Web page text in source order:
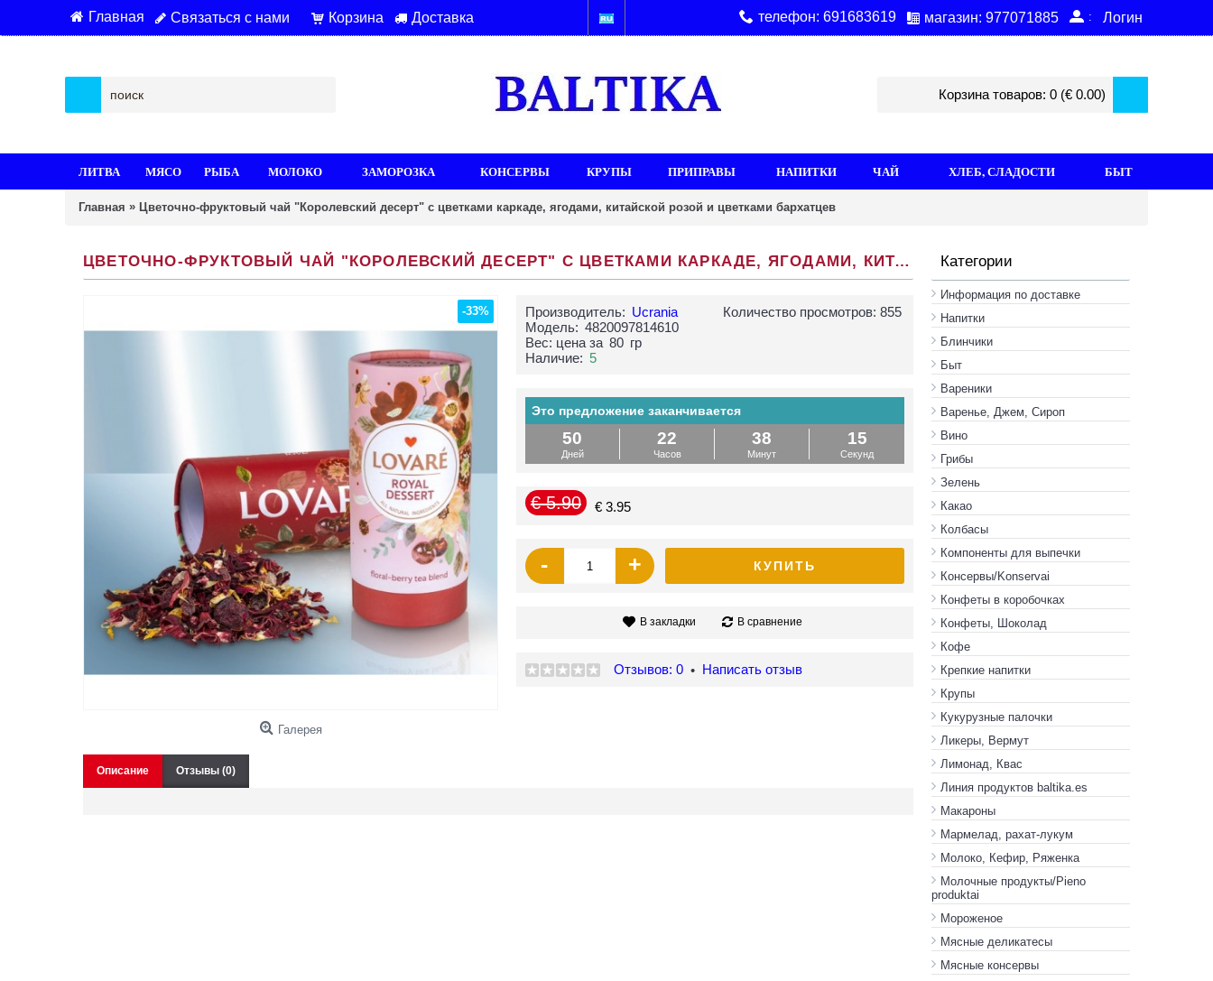
Главная Связаться с нами Корзина Доставка телефон: 691683619 магазин: 977071885 : Логин
Корзина товаров: 0 (€ 0.00)
ЛИТВА МЯСО РЫБА МОЛОКО ЗАМОРОЗКА КОНСЕРВЫ КРУПЫ ПРИПРАВЫ НАПИТКИ ЧАЙ ХЛЕБ, СЛАДОСТИ БЫТ
Главная » Цветочно-фруктовый чай "Королевский десерт" с цветками каркаде, ягодами, китайской розой и цветками бархатцев
Категории
Информация по доставке
Hапитки
Блинчики
Быт
Вареники
Варенье, Джем, Сироп
Вино
Грибы
Зелень
Какао
Колбасы
Компоненты для выпечки
Консервы/Konservai
Конфеты в кoробочках
Конфеты, Шоколад
Кофе
Крепкие напитки
Крупы
Кукурузные палочки
Ликеры, Вермут
Лимонад, Квас
Линия продуктов baltika.es
Макароны
Мармелад, рахат-лукум
Молоко, Кефир, Ряженка
Молочные продукты/Pieno
produktai
Мороженое
Мясные деликатесы
Мясные консервы
ЦВЕТОЧНО-ФРУКТОВЫЙ ЧАЙ "КОРОЛЕВСКИЙ ДЕСЕРТ" С ЦВЕТКАМИ КАРКАДЕ, ЯГОДАМИ, КИТАЙСКОЙ РОЗОЙ И ЦВЕТКАМИ БАРХАТЦЕВ
-33%
Галерея
Количество просмотров: 855
Производитель: Ucrania
Модель: 4820097814610
Вес: цена за 80 гр
Наличие: 5
Это предложение заканчивается
50
Дней
22
Часов
38
Минут
14
Секунд
€ 5.90 € 3.95
- + КУПИТЬ
В закладки В сравнение
Отзывов: 0 • Написать отзыв
Описание Отзывы (0)